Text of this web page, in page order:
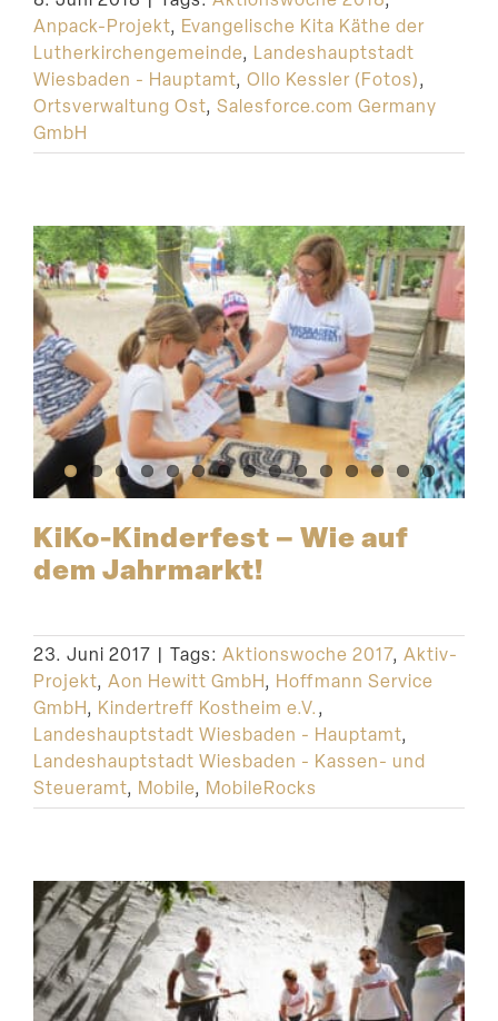
Anpack-Projekt, Evangelische Kita Käthe der
Lutherkirchengemeinde, Landeshauptstadt
Wiesbaden - Hauptamt, Ollo Kessler (Fotos),
Ortsverwaltung Ost, Salesforce.com Germany
GmbH
KiKo-Kinderfest – Wie auf
dem Jahrmarkt!
23. Juni 2017 | Tags: Aktionswoche 2017, Aktiv-
Projekt, Aon Hewitt GmbH, Hoffmann Service
GmbH, Kindertreff Kostheim e.V.,
Landeshauptstadt Wiesbaden - Hauptamt,
Landeshauptstadt Wiesbaden - Kassen- und
Steueramt, Mobile, MobileRocks